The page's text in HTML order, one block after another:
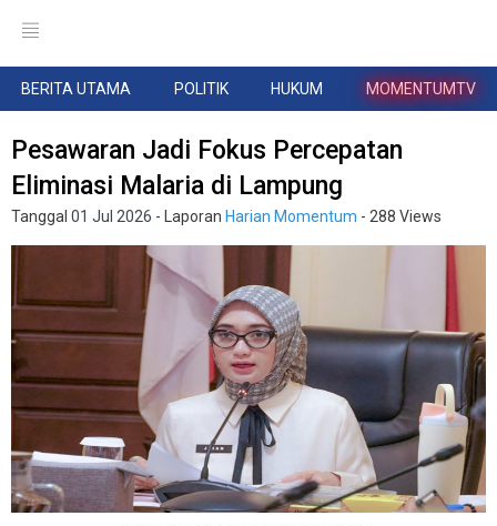
BERITA UTAMA POLITIK HUKUM MOMENTUMTV
Pesawaran Jadi Fokus Percepatan
Eliminasi Malaria di Lampung
Tanggal 01 Jul 2026 - Laporan Harian Momentum - 288 Views